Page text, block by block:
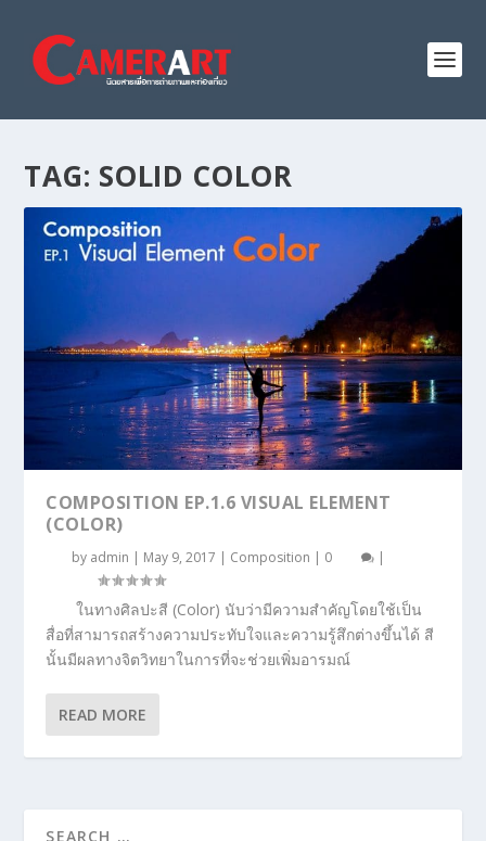
TAG: SOLID COLOR
COMPOSITION EP.1.6 VISUAL ELEMENT
(COLOR)
by admin | May 9, 2017 | Composition | 0 |
ในทางศิลปะสี (Color) นับว่ามีความสำคัญโดยใช้เป็น
สื่อที่สามารถสร้างความประทับใจและความรู้สึกต่างขึ้นได้ สี
นั้นมีผลทางจิตวิทยาในการที่จะช่วยเพิ่มอารมณ์
READ MORE